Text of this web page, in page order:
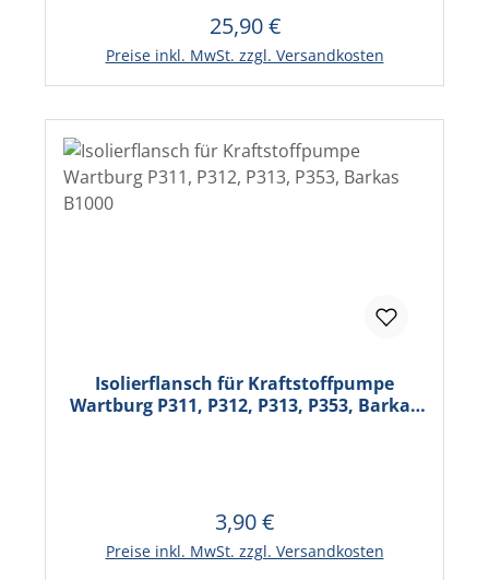
Regulärer Preis:
25,90 €
Preise inkl. MwSt. zzgl. Versandkosten
Isolierflansch für Kraftstoffpumpe
Wartburg P311, P312, P313, P353, Barkas
Regulärer Preis:
3,90 €
Preise inkl. MwSt. zzgl. Versandkosten
In den Warenkorb